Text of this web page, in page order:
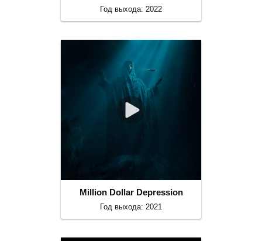
Год выхода: 2022
Million Dollar Depression
Год выхода: 2021